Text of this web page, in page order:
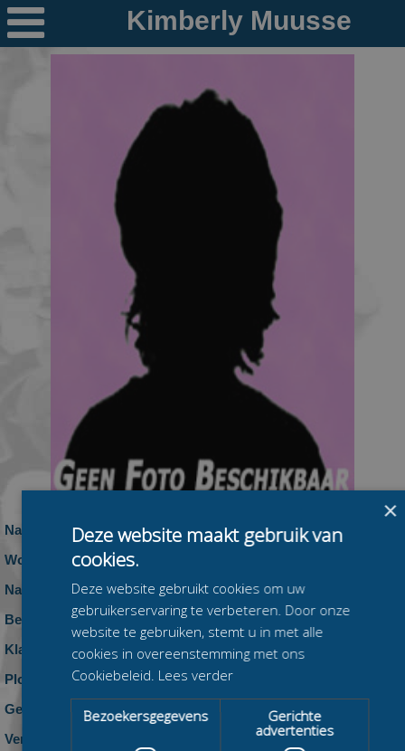

Nieuws
Schaatspeloton.nl
Naam:
Kimberly Muusse
Woonplaats:
Nationaliteit:
Nederland
Beennummer:
Klasse:
Ploeg:
geen ploeg
Geboren:
Vereniging:
×
Deze website maakt gebruik van
cookies.
Deze website gebruikt cookies om uw
gebruikerservaring te verbeteren. Door onze
website te gebruiken, stemt u in met alle
cookies in overeenstemming met ons
Cookiebeleid. Lees verder
Bezoekersgegevens
Gerichte
advertenties